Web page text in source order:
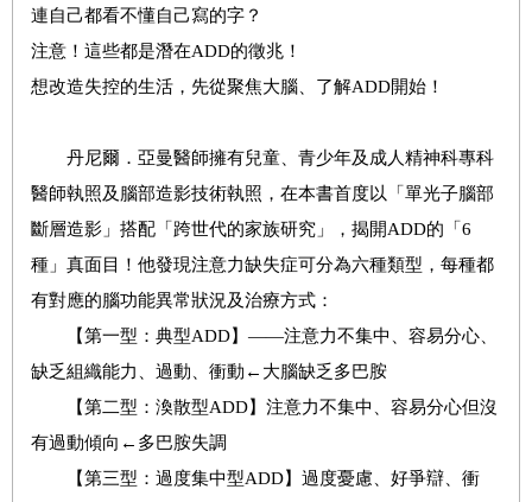
連自己都看不懂自己寫的字？
注意！這些都是潛在ADD的徵兆！
想改造失控的生活，先從聚焦大腦、了解ADD開始！
丹尼爾．亞曼醫師擁有兒童、青少年及成人精神科專科
醫師執照及腦部造影技術執照，在本書首度以「單光子腦部
斷層造影」搭配「跨世代的家族研究」，揭開ADD的「6
種」真面目！他發現注意力缺失症可分為六種類型，每種都
有對應的腦功能異常狀況及治療方式：
【第一型：典型ADD】——注意力不集中、容易分心、
缺乏組織能力、過動、衝動←大腦缺乏多巴胺
【第二型：渙散型ADD】注意力不集中、容易分心但沒
有過動傾向←多巴胺失調
【第三型：過度集中型ADD】過度憂慮、好爭辯、衝